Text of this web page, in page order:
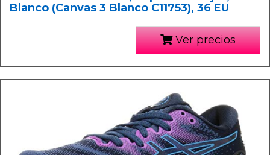
Blanco (Canvas 3 Blanco C11753), 36 EU
Ver precios